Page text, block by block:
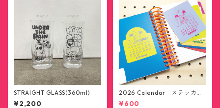
STRAIGHT GLASS(360ml)
¥2,200
2026 Calendar ステッカー1
2枚セット(送料無料)
¥600